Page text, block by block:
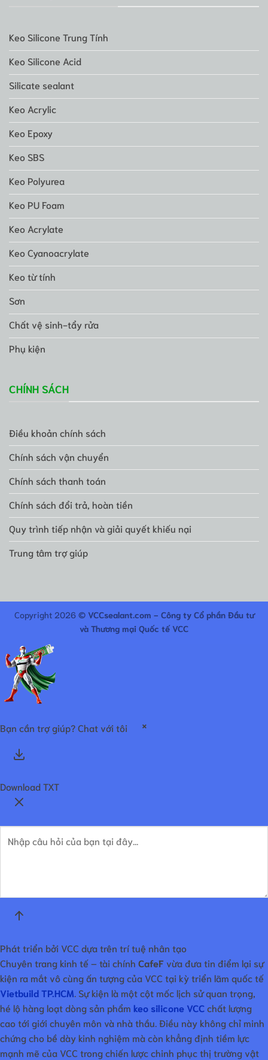
Keo Silicone Trung Tính
Keo Silicone Acid
Silicate sealant
Keo Acrylic
Keo Epoxy
Keo SBS
Keo Polyurea
Keo PU Foam
Keo Acrylate
Keo Cyanoacrylate
Keo từ tính
Sơn
Chất vệ sinh-tẩy rửa
Phụ kiện
CHÍNH SÁCH
Điều khoản chính sách
Chính sách vận chuyển
Chính sách thanh toán
Chính sách đổi trả, hoàn tiền
Quy trình tiếp nhận và giải quyết khiếu nại
Trung tâm trợ giúp
Copyright 2026 © VCCsealant.com - Công ty Cổ phần Đầu tư
và Thương mại Quốc tế VCC
Bạn cần trợ giúp? Chat với tôi ×
Download TXT
Phát triển bởi VCC dựa trên trí tuệ nhân tạo
Chuyên trang kinh tế – tài chính CafeFvừa đưa tin điểm lại sự
kiện ra mắt vô cùng ấn tượng của VCC tại kỳ triển lãm quốc tế
Vietbuild TP.HCM . Sự kiện là một cột mốc lịch sử quan trọng,
hé lộ hàng loạt dòng sản phẩm keo silicone VCC chất lượng
cao tới giới chuyên môn và nhà thầu. Điều này không chỉ minh
chứng cho bề dày kinh nghiệm mà còn khẳng định tiềm lực
mạnh mẽ của VCC trong chiến lược chinh phục thị trường vật